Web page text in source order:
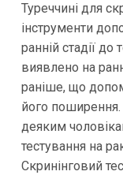
Туреччині для
інструменти
ранній стадії
виявлено на
раніше, що
його
деяким
тестування на
Скринінговий